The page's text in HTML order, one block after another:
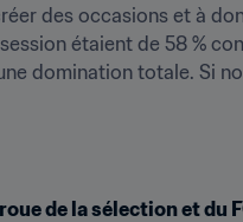
des occasions et à
étaient de 58 %
domination totale. Si
de la sélection et du